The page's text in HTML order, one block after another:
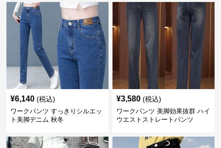
¥6,140 (税込)
ワークパンツ すっきりシルエッ
ト美脚デニム 秋冬
¥3,580 (税込)
ワークパンツ 美脚効果抜群 ハイ
ウエストストレートパンツ